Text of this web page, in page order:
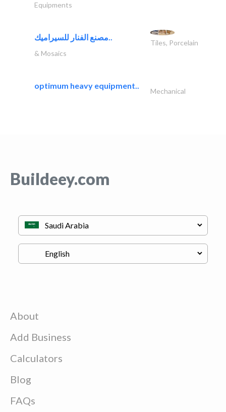
Equipments
مصنع الفنار للسيراميك..
Tiles, Porcelain
& Mosaics
optimum heavy equipment..
Mechanical
Buildeey.com
About
Add Business
Calculators
Blog
FAQs